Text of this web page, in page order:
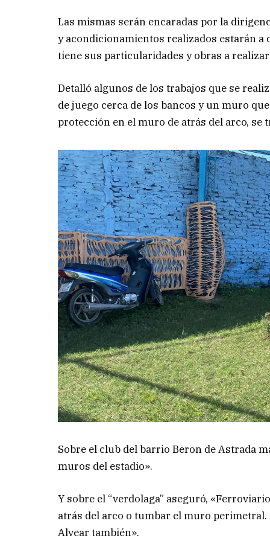
Las mismas serán encaradas por la
y acondicionamientos realizados estarán
tiene sus particularidades y obras a
Detalló algunos de los trabajos que se
de juego cerca de los bancos y un muro
protección en el muro de atrás del arco,
Sobre el club del barrio Beron de Astrada
muros del estadio».
Y sobre el “verdolaga” aseguró,
atrás del arco o tumbar el muro
Alvear también».